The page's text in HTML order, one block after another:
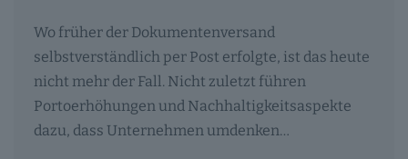
Wo früher der Dokumentenversand
selbstverständlich per Post erfolgte, ist das heute
nicht mehr der Fall. Nicht zuletzt führen
Portoerhöhungen und Nachhaltigkeitsaspekte
dazu, dass Unternehmen umdenken…